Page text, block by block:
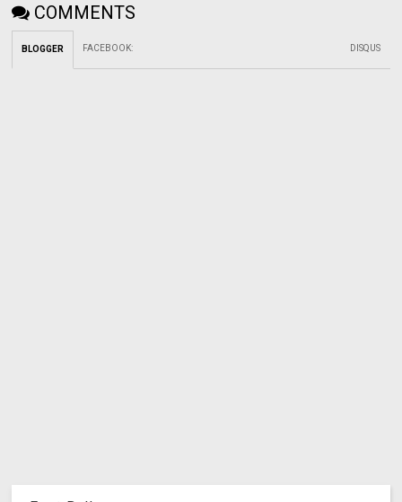
COMMENTS
BLOGGER FACEBOOK: DISQUS